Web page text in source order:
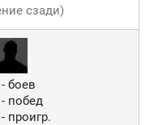
сзади)
боев
побед
проигр.